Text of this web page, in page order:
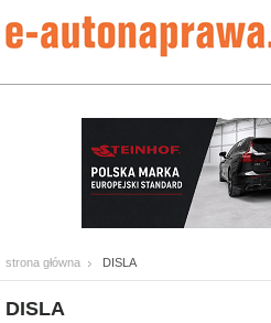
strona główna DISLA
DISLA